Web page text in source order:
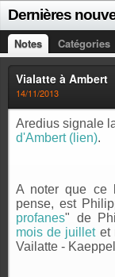
Dernières
Notes Catégories
Vialatte à Ambert
14/11/2013
Aredius signale
d'Ambert (lien).
A noter que ce
pense, est
profanes" de
mois de juilletet
Vailatte -